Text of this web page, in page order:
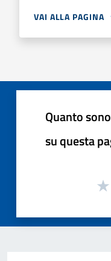
VAI ALLA PAGINA
Quanto
su questa